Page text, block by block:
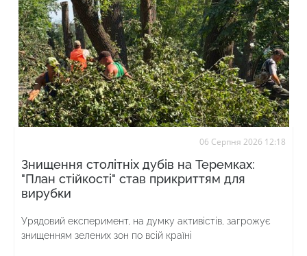
06 Серпня 2026 12:18
Знищення столітніх дубів на Теремках:
"План стійкості" став прикриттям для
вирубки
Урядовий експеримент, на думку активістів, загрожує
знищенням зелених зон по всій країні